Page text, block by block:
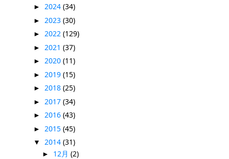
► 2024 (34)
► 2023 (30)
► 2022 (129)
► 2021 (37)
► 2020 (11)
► 2019 (15)
► 2018 (25)
► 2017 (34)
► 2016 (43)
► 2015 (45)
▼ 2014 (31)
► 12月 (2)